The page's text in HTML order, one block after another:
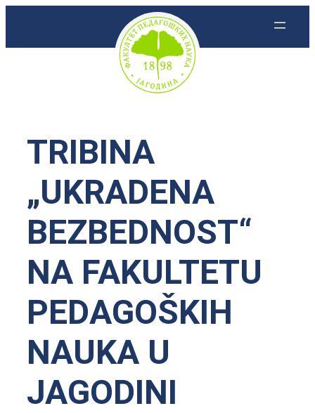
TRIBINA
„UKRADENA
BEZBEDNOST“
NA FAKULTETU
PEDAGOŠKIH
NAUKA U
JAGODINI